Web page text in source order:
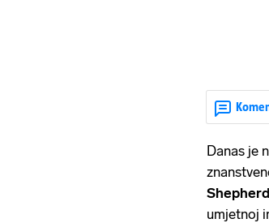
Danas je
Shepherd
umjetnoj